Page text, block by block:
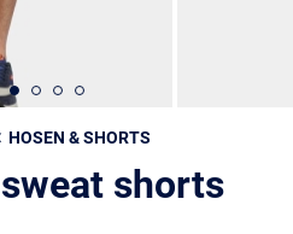
HOSEN & SHORTS
shorts